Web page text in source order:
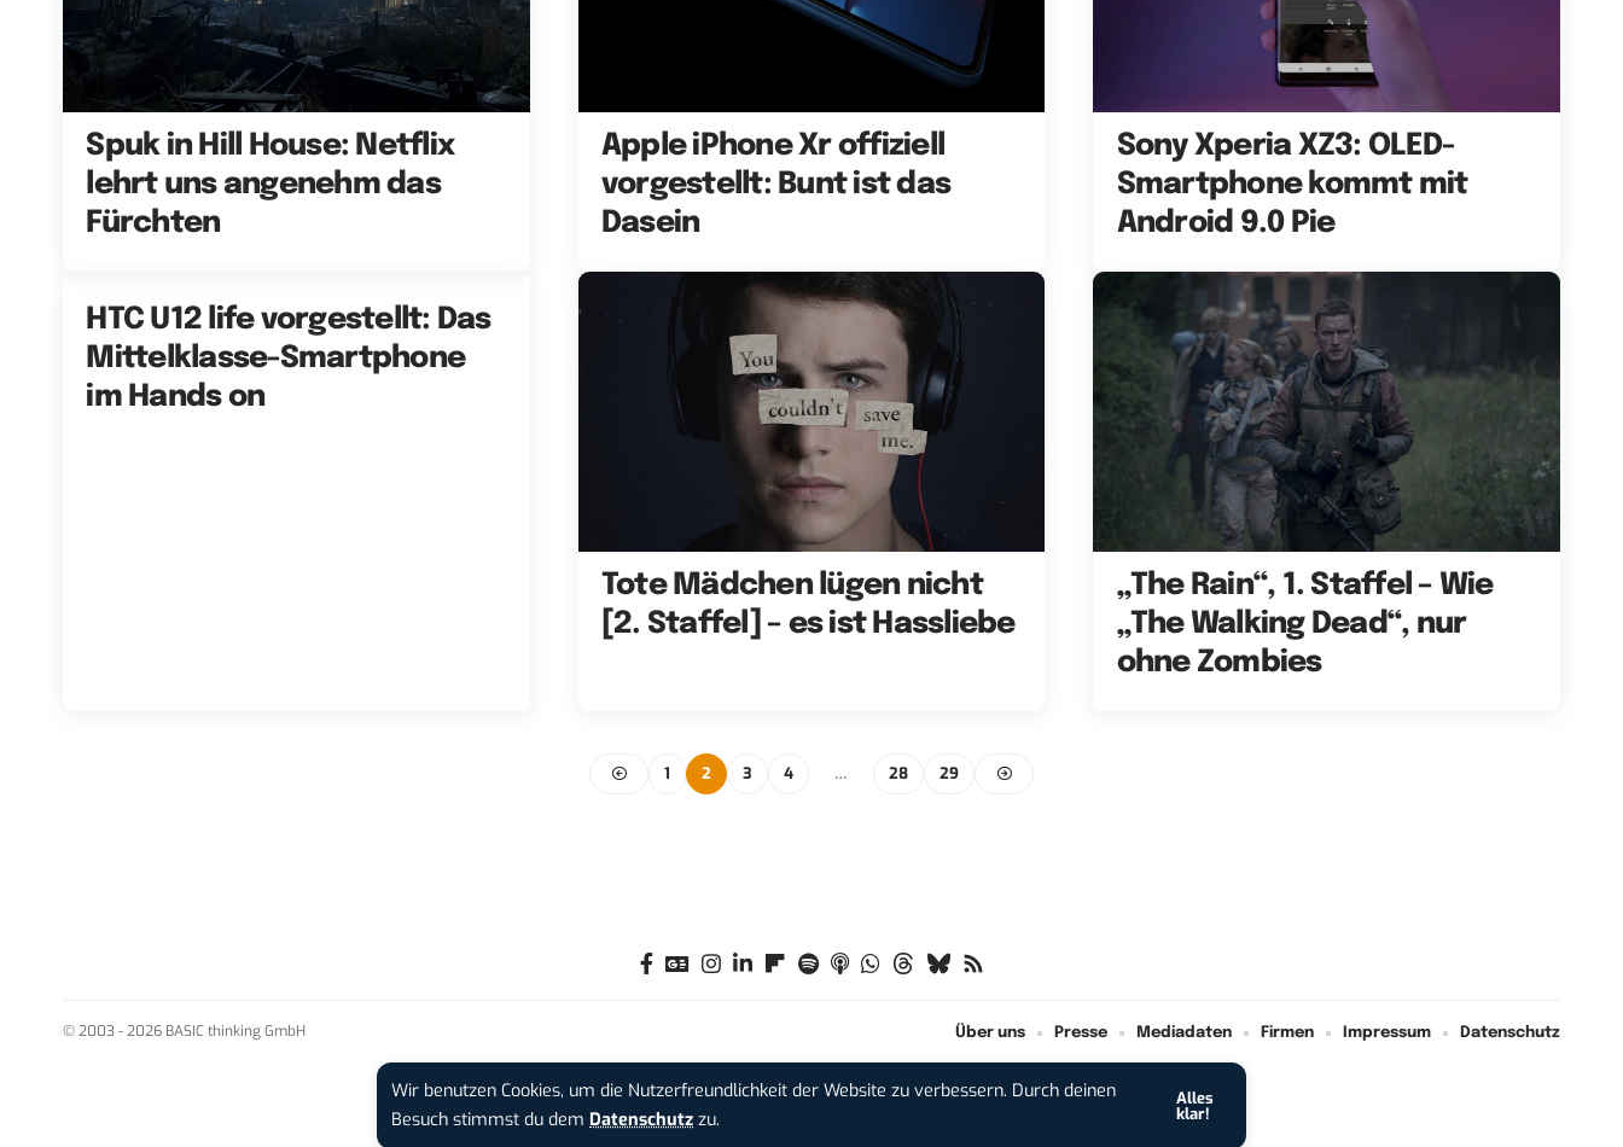
Wir benutzen Cookies, um die Nutzerfreundlichkeit der Website zu verbessern. Durch deinen
Besuch stimmst du dem Datenschutz zu.
Alles
klar!
Spuk in Hill House: Netflix
lehrt uns angenehm das
Fürchten
Apple iPhone Xr offiziell
vorgestellt: Bunt ist das
Dasein
Sony Xperia XZ3: OLED-
Smartphone kommt mit
Android 9.0 Pie
HTC U12 life vorgestellt: Das
Mittelklasse-Smartphone
im Hands on
Tote Mädchen lügen nicht
[2. Staffel] – es ist Hassliebe
„The Rain“, 1. Staffel – Wie
„The Walking Dead“, nur
ohne Zombies
1 2 3 4 … 28 29
© 2003 - 2026 BASIC thinking GmbH Über uns Presse Mediadaten Firmen Impressum Datenschutz